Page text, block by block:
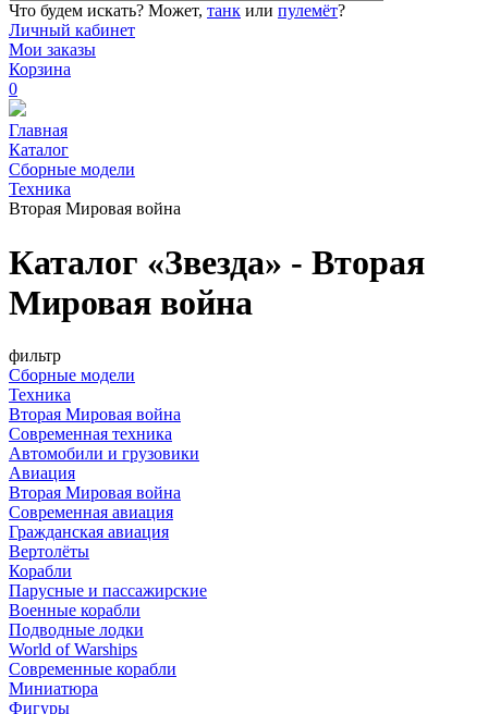
Что будем искать? Может, танк или пулемёт?
Личный кабинет
Мои заказы
Корзина
0
Главная
Каталог
Сборные модели
Техника
Вторая Мировая война
Каталог «Звезда» - Вторая
Мировая война
фильтр
Сборные модели
Техника
Вторая Мировая война
Современная техника
Автомобили и грузовики
Авиация
Вторая Мировая война
Современная авиация
Гражданская авиация
Вертолёты
Корабли
Парусные и пассажирские
Военные корабли
Подводные лодки
World of Warships
Современные корабли
Миниатюра
Фигуры